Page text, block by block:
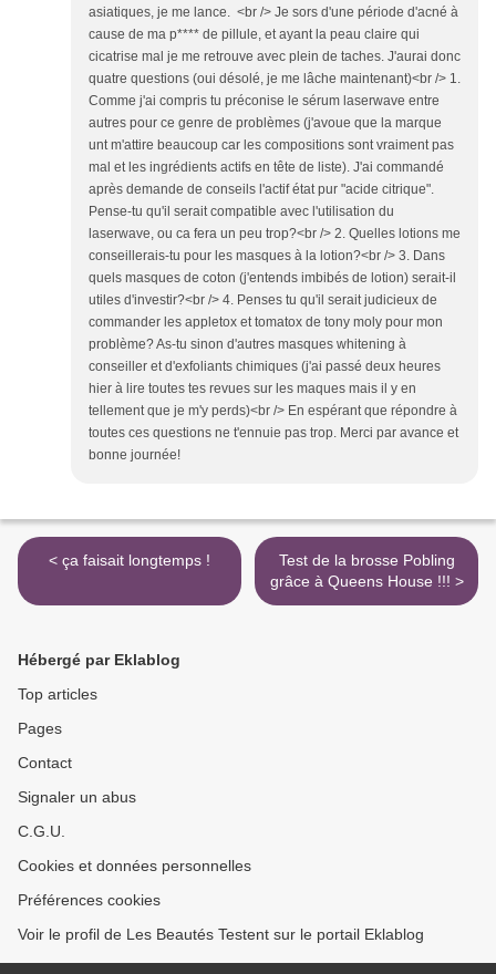
asiatiques, je me lance. <br /> Je sors d'une période d'acné à
cause de ma p**** de pillule, et ayant la peau claire qui
cicatrise mal je me retrouve avec plein de taches. J'aurai donc
quatre questions (oui désolé, je me lâche maintenant)<br /> 1.
Comme j'ai compris tu préconise le sérum laserwave entre
autres pour ce genre de problèmes (j'avoue que la marque
unt m'attire beaucoup car les compositions sont vraiment pas
mal et les ingrédients actifs en tête de liste). J'ai commandé
après demande de conseils l'actif état pur "acide citrique".
Pense-tu qu'il serait compatible avec l'utilisation du
laserwave, ou ca fera un peu trop?<br /> 2. Quelles lotions me
conseillerais-tu pour les masques à la lotion?<br /> 3. Dans
quels masques de coton (j'entends imbibés de lotion) serait-il
utiles d'investir?<br /> 4. Penses tu qu'il serait judicieux de
commander les appletox et tomatox de tony moly pour mon
problème? As-tu sinon d'autres masques whitening à
conseiller et d'exfoliants chimiques (j'ai passé deux heures
hier à lire toutes tes revues sur les maques mais il y en
tellement que je m'y perds)<br /> En espérant que répondre à
toutes ces questions ne t'ennuie pas trop. Merci par avance et
bonne journée!
< ça faisait longtemps !
Test de la brosse Pobling
grâce à Queens House !!! >
Hébergé par Eklablog
Top articles
Pages
Contact
Signaler un abus
C.G.U.
Cookies et données personnelles
Préférences cookies
Voir le profil de Les Beautés Testent sur le portail Eklablog